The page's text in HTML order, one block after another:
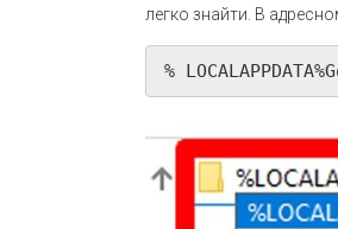
легко знайти. В
%